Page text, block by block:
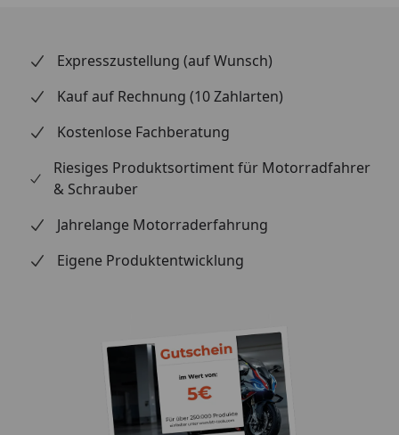
inklusive ABE für die rechtssichere Nutzung im
öffentlichen Straßenverkehr. Ein Muss für jeden
sportlichen Fahrer.
Expresszustellung (auf Wunsch)
Kauf auf Rechnung (10 Zahlarten)
Kostenlose Fachberatung
Riesiges Produktsortiment für Motorradfahrer
& Schrauber
Jahrelange Motorraderfahrung
Eigene Produktentwicklung